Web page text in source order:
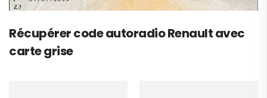
Récupérer code autoradio Renault avec
carte grise